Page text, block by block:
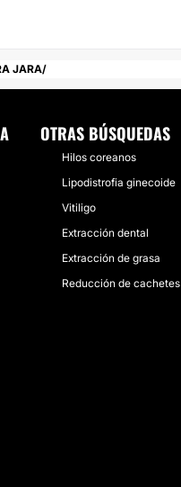
JARA
OTRAS BÚSQUEDAS
Hilos coreanos
Lipodistrofia ginecoide
Vitiligo
Extracción dental
Extracción de grasa
Reducción de cachetes